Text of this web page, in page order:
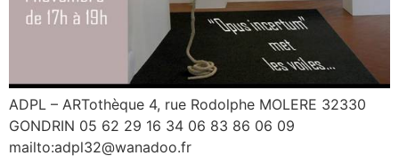
ADPL – ARTothèque 4, rue Rodolphe MOLERE 32330
GONDRIN 05 62 29 16 34 06 83 86 06 09
mailto:adpl32@wanadoo.fr